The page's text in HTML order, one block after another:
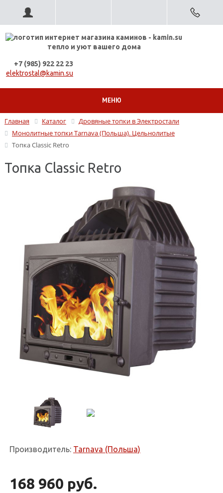
тепло и уют вашего дома
+7 (985) 922 22 23
elektrostal@kamin.su
МЕНЮ
Главная Каталог
Дровяные топки в Электростали
Монолитные топки Tarnava (Польша). Цельнолитые
Топка Classic Retro
Топка Classic Retro
Производитель: Tarnava (Польша)
168 960 руб.